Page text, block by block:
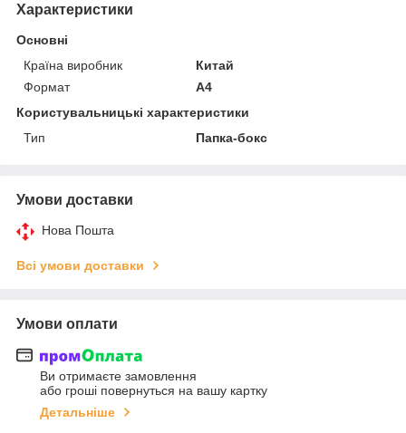
Характеристики
Основні
Країна виробник
Китай
Формат
A4
Користувальницькі характеристики
Тип
Папка-бокс
Умови доставки
Нова Пошта
Всі умови доставки
Умови оплати
Ви отримаєте замовлення
або гроші повернуться на вашу картку
Детальніше